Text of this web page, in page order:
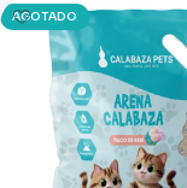
AGOTADO